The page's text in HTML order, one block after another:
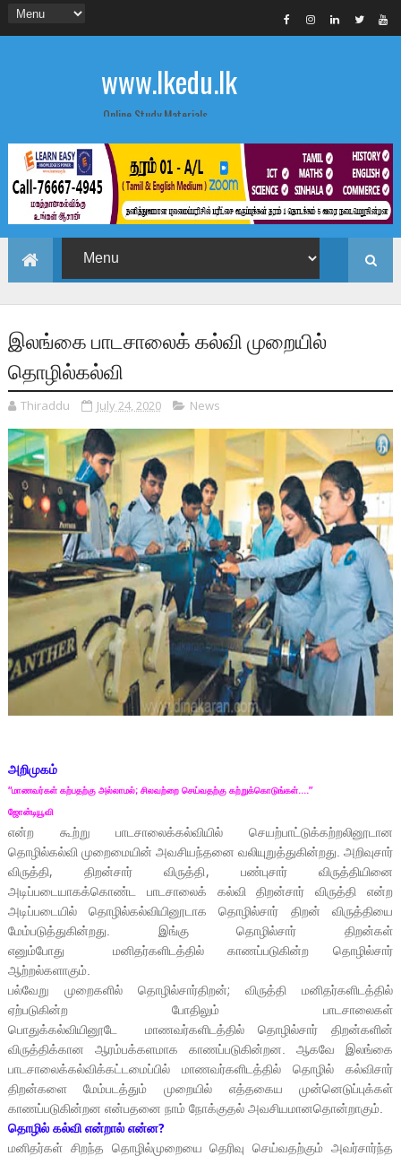
www.lkedu.lk
Online Study Materials
இலங்கை பாடசாலைக் கல்வி முறையில்
தொழில்கல்வி
Thiraddu July 24, 2020 News
அறிமுகம்
“மாணவர்கள் கற்பதற்கு அல்லாமல்; சிலவற்றை செய்வதற்கு கற்றுக்கொடுங்கள்….”
ஜோன்டியூவி
என்ற கூற்று பாடசாலைக்கல்வியில் செயற்பாட்டுக்கற்றலினூடான
தொழில்கல்வி முறைமையின் அவசியந்தனை வலியுறுத்துகின்றது. அறிவுசார்
விருத்தி, திறன்சார் விருத்தி, பண்புசார் விருத்தியினை
அடிப்படையாகக்கொண்ட பாடசாலைக் கல்வி திறன்சார் விருத்தி என்ற
அடிப்படையில் தொழில்கல்வியினூடாக தொழில்சார் திறன் விருத்தியை
மேம்படுத்துகின்றது. இங்கு தொழில்சார் திறன்கள்
எனும்போது
மனிதர்களிடத்தில் காணப்படுகின்ற தொழில்சார்
ஆற்றல்களாகும்.
பல்வேறு முறைகளில் தொழில்சார்திறன்;விருத்தி மனிதர்களிடத்தில்
ஏற்படுகின்ற போதிலும் பாடசாலைகள்
பொதுக்கல்வியினூடே
மாணவர்களிடத்தில் தொழில்சார் திறன்களின்
விருத்திக்கான ஆரம்பக்களமாக காணப்படுகின்றன. ஆகவே இலங்கை
பாடசாலைக்கல்விக்கட்டமைப்பில் மாணவர்களிடத்தில் தொழில் கல்விசார்
திறன்களை மேம்படத்தும் முறையில் எத்தகைய முன்னெடுப்புக்கள்
காணப்படுகின்றன என்பதனை நாம் நோக்குதல் அவசியமானதொன்றாகும்.
தொழில் கல்வி என்றால் என்ன?
மனிதர்கள் சிறந்த தொழில்முறையை தெரிவு செய்வதற்கும் அவர்சார்ந்த